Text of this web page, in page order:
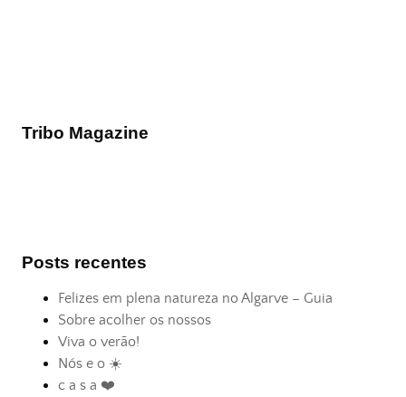
Tribo Magazine
Posts recentes
Felizes em plena natureza no Algarve – Guia
Sobre acolher os nossos
Viva o verão!
Nós e o ☀️
c a s a ❤️